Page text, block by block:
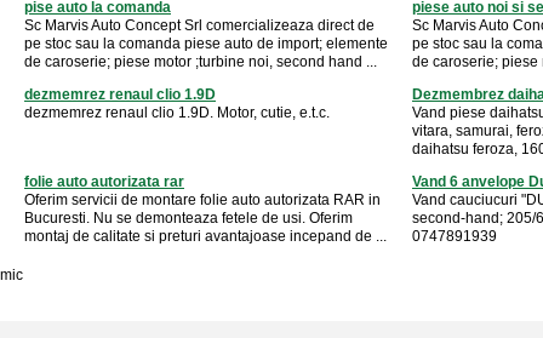
pise auto la comanda
Sc Marvis Auto Concept Srl comercializeaza direct de
pe stoc sau la comanda piese auto de import; elemente
de caroserie; piese motor ;turbine noi, second hand ...
piese auto noi si
Sc Marvis Auto
pe stoc sau la
de caroserie; piese
dezmemrez renaul clio 1.9D
dezmemrez renaul clio 1.9D. Motor, cutie, e.t.c.
Dezmembrez
Vand piese
vitara, samurai,
daihatsu feroza,
folie auto autorizata rar
Oferim servicii de montare folie auto autorizata RAR in
Bucuresti. Nu se demonteaza fetele de usi. Oferim
montaj de calitate si preturi avantajoase incepand de ...
Vand 6 anvelope
Vand cauciucuri
second-hand; 205/
0747891939
mic